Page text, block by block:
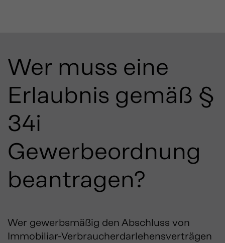
Wer muss eine
Erlaubnis gemäß §
34i
Gewerbeordnung
beantragen?
Wer gewerbsmäßig den Abschluss von
Immobiliar-Verbraucherdarlehensverträgen